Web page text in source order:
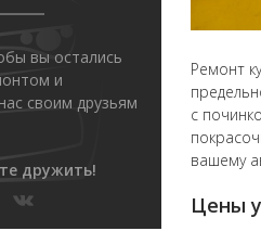
Ремонт
с
вашему
Цены
вы остались
и
своим друзьям
дружить!